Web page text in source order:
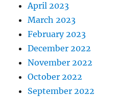
April 2023
March 2023
February 2023
December 2022
November 2022
October 2022
September 2022